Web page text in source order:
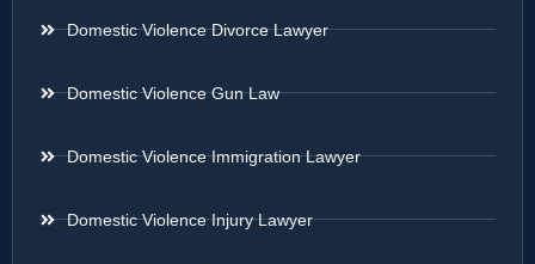
Domestic Violence Divorce Lawyer
Domestic Violence Gun Law
Domestic Violence Immigration Lawyer
Domestic Violence Injury Lawyer